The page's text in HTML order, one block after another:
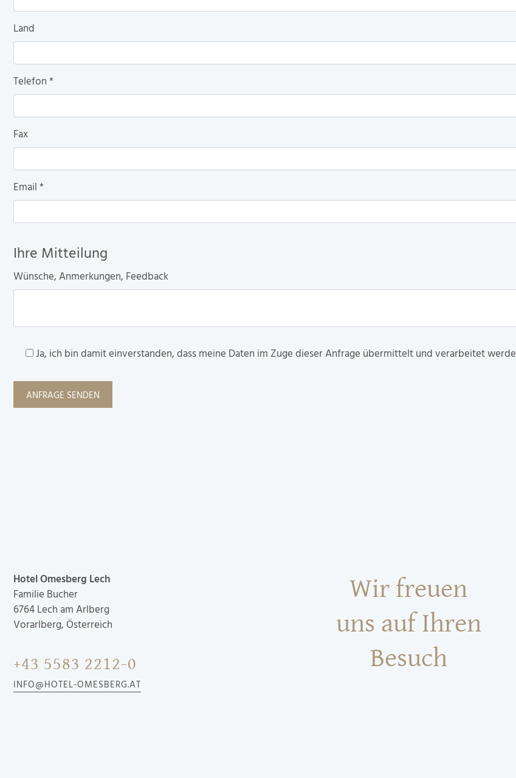
Land
Telefon *
Fax
Email *
Ihre Mitteilung
Wünsche, Anmerkungen, Feedback
Ja, ich bin damit einverstanden, dass meine Daten im Zuge dieser Anfrage übermittelt und verarbeitet
ANFRAGE SENDEN
Hotel Omesberg Lech
Familie Bucher
6764 Lech am Arlberg
Vorarlberg, Österreich
+43 5583 2212-0
INFO@HOTEL-OMESBERG.AT
Wir freuen
uns auf Ihren
Besuch